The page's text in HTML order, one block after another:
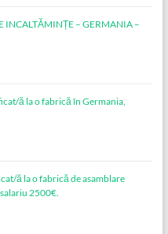
INCALTĂMINȚE – GERMANIA –
ă la o fabrică în Germania,
ă la o fabrică de asamblare
2500€.